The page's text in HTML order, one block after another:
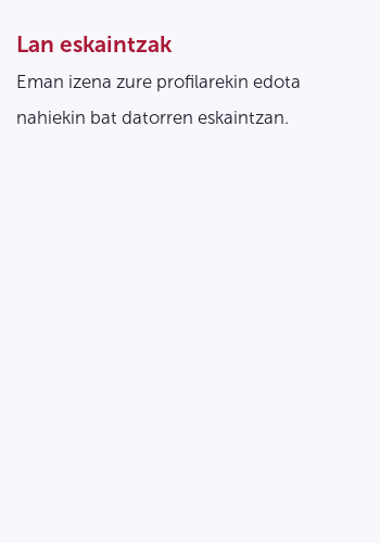
Lan eskaintzak
Eman izena zure profilarekin edota
nahiekin bat datorren eskaintzan.